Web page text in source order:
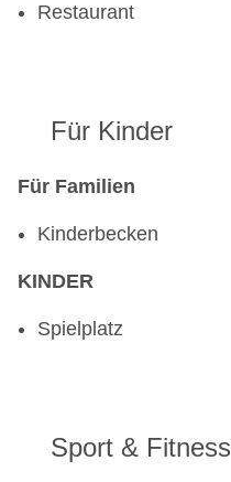
Restaurant
Für Kinder
Für Familien
Kinderbecken
KINDER
Spielplatz
Sport & Fitness